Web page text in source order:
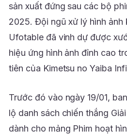
sản xuất đứng sau các bộ
2025. Đội ngũ xử lý hình ảnh
Ufotable đã vinh dự được
hiệu ứng hình ảnh đỉnh cao
tiên của Kimetsu no Yaiba
Trước đó vào ngày 19/01,
lộ danh sách chiến thắng
dành cho mảng Phim hoạt